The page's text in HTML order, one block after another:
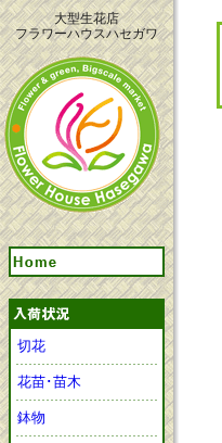
大型生花店
フラワーハウスハセガワ
切花
花苗･苗木
鉢物